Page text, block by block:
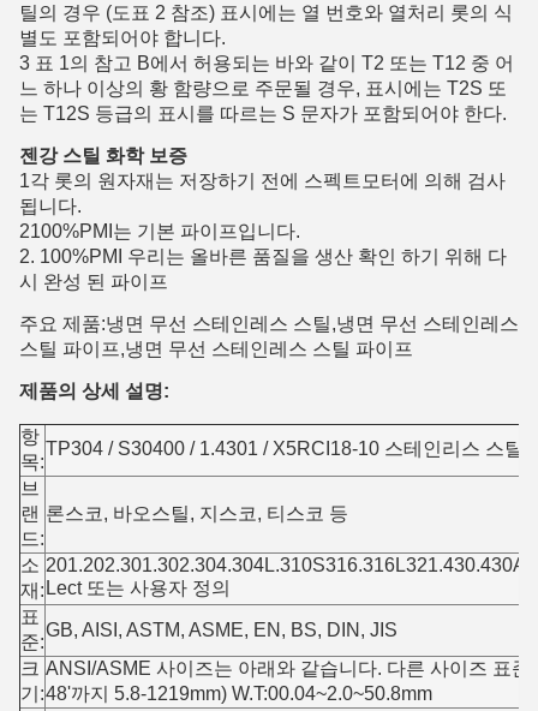
틸의 경우 (도표 2 참조) 표시에는 열 번호와 열처리 롯의 식
별도 포함되어야 합니다.
3 표 1의 참고 B에서 허용되는 바와 같이 T2 또는 T12 중 어
느 하나 이상의 황 함량으로 주문될 경우, 표시에는 T2S 또
는 T12S 등급의 표시를 따르는 S 문자가 포함되어야 한다.
젠강 스틸 화학 보증
1각 롯의 원자재는 저장하기 전에 스펙트모터에 의해 검사
됩니다.
2100%PMI는 기본 파이프입니다.
2. 100%PMI 우리는 올바른 품질을 생산 확인 하기 위해 다
시 완성 된 파이프
주요 제품:냉면 무선 스테인레스 스틸,냉면 무선 스테인레스
스틸 파이프,냉면 무선 스테인레스 스틸 파이프
제품의 상세 설명:
항
목:
TP304 / S30400 / 1.4301 / X5RCI18-10 스테인리스 스틸
브
랜
드:
론스코, 바오스틸, 지스코, 티스코 등
소
재: Lect 또는 사용자 정의
표
준:
GB, AISI, ASTM, ASME, EN, BS, DIN, JIS
크
기:
ANSI/ASME 사이즈는 아래와 같습니다. 다른 사이즈 표
48'까지 5.8-1219mm) W.T:00.04~2.0~50.8mm